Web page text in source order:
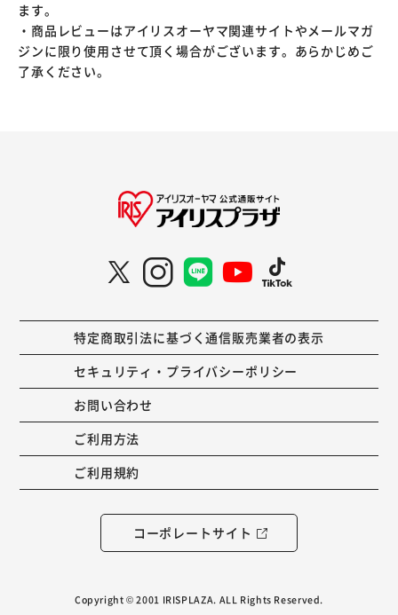
ます。
・商品レビューはアイリスオーヤマ関連サイトやメールマガ
ジンに限り使用させて頂く場合がございます。あらかじめご
了承ください。
特定商取引法に基づく通信販売業者の表示
セキュリティ・プライバシーポリシー
お問い合わせ
ご利用方法
ご利用規約
コーポレートサイト
Copyright © 2001 IRISPLAZA. ALL Rights Reserved.